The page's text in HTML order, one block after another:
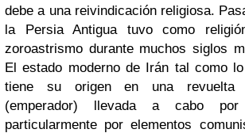
debe a una reivindicación religiosa.
la Persia Antigua tuvo como
zoroastrismo durante muchos siglos
El estado moderno de Irán tal como
tiene su origen en una revuelta
(emperador) llevada a cabo
particularmente por elementos